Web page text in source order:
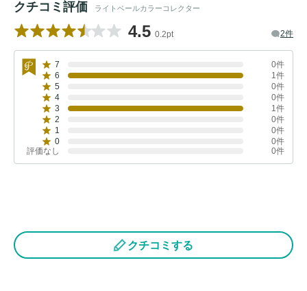
クチコミ評価 ライトベールカラーコレクター
4.5 0.2pt 2件
7
0件
6
1件
5
0件
4
0件
3
1件
2
0件
1
0件
0
0件
評価なし
0件
クチコミする